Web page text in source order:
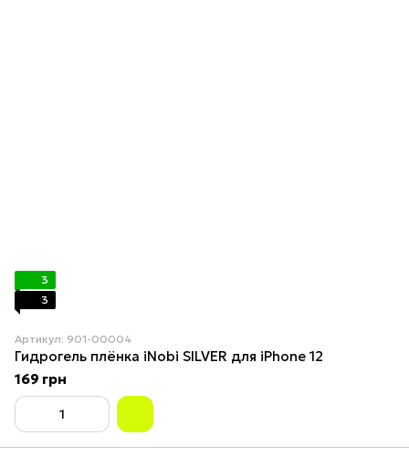
3
3
Артикул: 901-00004
Гидрогель плёнка iNobi SILVER для iPhone 12
169 грн